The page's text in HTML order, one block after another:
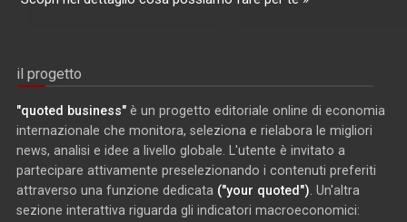
il progetto
"quoted business" è un progetto editoriale online di economia
internazionale che monitora, seleziona e rielabora le migliori
news, analisi e idee a livello globale. L'utente è invitato a
partecipare attivamente preselezionando i contenuti preferiti
attraverso una funzione dedicata ("your quoted") . Un'altra
sezione interattiva riguarda gli indicatori macroeconomici: